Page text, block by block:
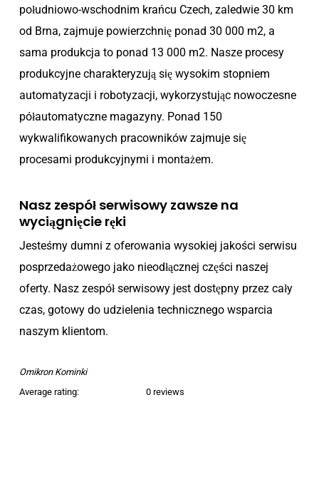
południowo-wschodnim krańcu Czech, zaledwie 30 km
od Brna, zajmuje powierzchnię ponad 30 000 m2, a
sama produkcja to ponad 13 000 m2. Nasze procesy
produkcyjne charakteryzują się wysokim stopniem
automatyzacji i robotyzacji, wykorzystując nowoczesne
półautomatyczne magazyny. Ponad 150
wykwalifikowanych pracowników zajmuje się
procesami produkcyjnymi i montażem.
Nasz zespół serwisowy zawsze na
wyciągnięcie ręki
Jesteśmy dumni z oferowania wysokiej jakości serwisu
posprzedażowego jako nieodłącznej części naszej
oferty. Nasz zespół serwisowy jest dostępny przez cały
czas, gotowy do udzielenia technicznego wsparcia
naszym klientom.
Omikron Kominki
Average rating:
0 reviews